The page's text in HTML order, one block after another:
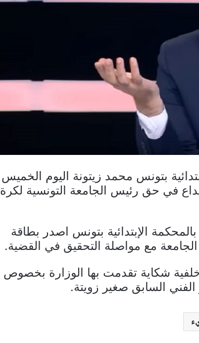
بتونس محمد زيتونة اليوم الخميس
بطاقة ايداع في حق رئيس الجامعة التونسية لكرة
الإبتدائية بتونس اصدر بطاقة
مع مواصلة التحقيق في القضية.
شكاية تقدمت بها الوزارة بخصوص
الفني السابق صغير زويتة.